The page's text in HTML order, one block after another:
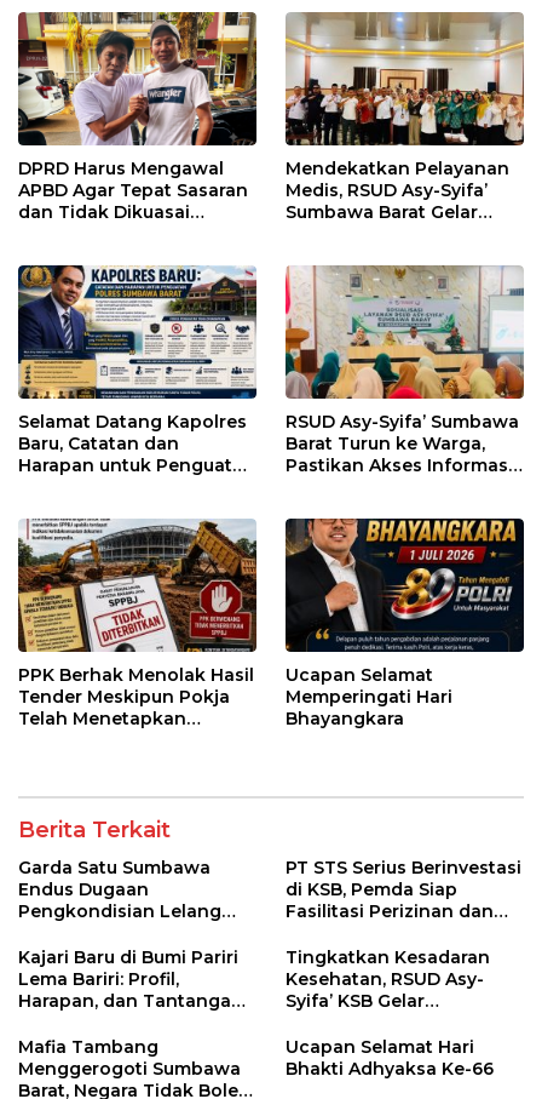
DPRD Harus Mengawal
APBD Agar Tepat Sasaran
dan Tidak Dikuasai
Mendekatkan Pelayanan
Medis, RSUD Asy-Syifa’
Sumbawa Barat Gelar
Selamat Datang Kapolres
Baru, Catatan dan
Harapan untuk Penguatan
RSUD Asy-Syifa’ Sumbawa
Barat Turun ke Warga,
Pastikan Akses Informasi
PPK Berhak Menolak Hasil
Tender Meskipun Pokja
Telah Menetapkan
Ucapan Selamat
Memperingati Hari
Bhayangkara
Berita Terkait
Garda Satu Sumbawa
Endus Dugaan
Pengkondisian Lelang
Benih Bawang Merah
senilai Rp 7,5 Miliar
PT STS Serius Berinvestasi
di KSB, Pemda Siap
Fasilitasi Perizinan dan
Regulasi
Kajari Baru di Bumi Pariri
Lema Bariri: Profil,
Harapan, dan Tantangan
Tingkatkan Kesadaran
Kesehatan, RSUD Asy-
Syifa’ KSB Gelar
Melitus pada Lansia
Mafia Tambang
Menggerogoti Sumbawa
Barat, Negara Tidak Boleh
Ucapan Selamat Hari
Bhakti Adhyaksa Ke-66